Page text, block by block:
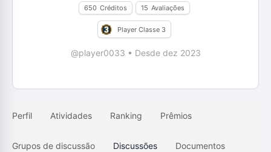
650 Créditos 15 Avaliações
Player Classe 3
@player0033 • Desde dez 2023
Perfil Atividades Ranking Prêmios
Grupos de discussão Discussões Documentos